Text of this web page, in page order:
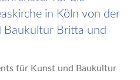
in Köln von der
Britta und
für Kunst und Baukultur